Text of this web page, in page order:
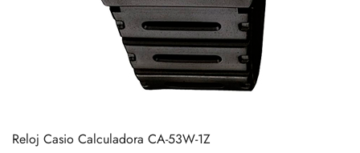
Reloj Casio Calculadora CA-53W-1Z